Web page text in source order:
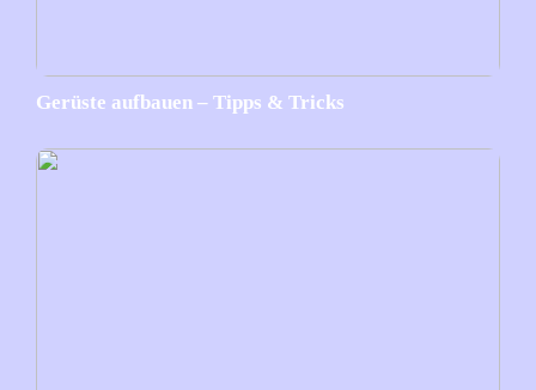
Gerüste aufbauen – Tipps & Tricks